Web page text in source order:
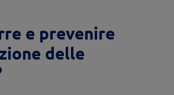
e prevenire
delle